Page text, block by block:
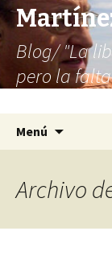
Blog/ "La
pero la
Menú
Archivo